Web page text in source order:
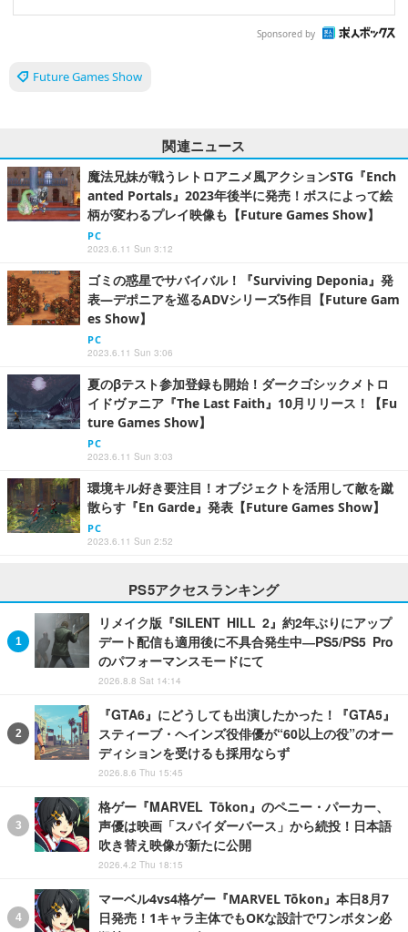
Sponsored by
Future Games Show
関連ニュース
魔法兄妹が戦うレトロアニメ風アクションSTG『Ench
anted Portals』2023年後半に発売！ボスによって絵
柄が変わるプレイ映像も【Future Games Show】
PC
2023.6.11 Sun 3:12
ゴミの惑星でサバイバル！『Surviving Deponia』発
表―デポニアを巡るADVシリーズ5作目【Future Gam
es Show】
PC
2023.6.11 Sun 3:06
夏のβテスト参加登録も開始！ダークゴシックメトロ
イドヴァニア『The Last Faith』10月リリース！【Fu
ture Games Show】
PC
2023.6.11 Sun 3:03
環境キル好き要注目！オブジェクトを活用して敵を蹴
散らす『En Garde』発表【Future Games Show】
PC
2023.6.11 Sun 2:52
PS5アクセスランキング
リメイク版『SILENT HILL 2』約2年ぶりにアップ
デート配信も適用後に不具合発生中―PS5/PS5 Pro
のパフォーマンスモードにて
2026.8.8 Sat 14:14
『GTA6』にどうしても出演したかった！『GTA5』
スティーブ・ヘインズ役俳優が“60以上の役”のオー
ディションを受けるも採用ならず
2026.8.6 Thu 15:45
格ゲー『MARVEL Tōkon』のペニー・パーカー、
声優は映画「スパイダーバース」から続投！日本語
吹き替え映像が新たに公開
2026.4.2 Thu 18:15
マーベル4vs4格ゲー『MARVEL Tōkon』本日8月7
日発売！1キャラ主体でもOKな設計でワンボタン必